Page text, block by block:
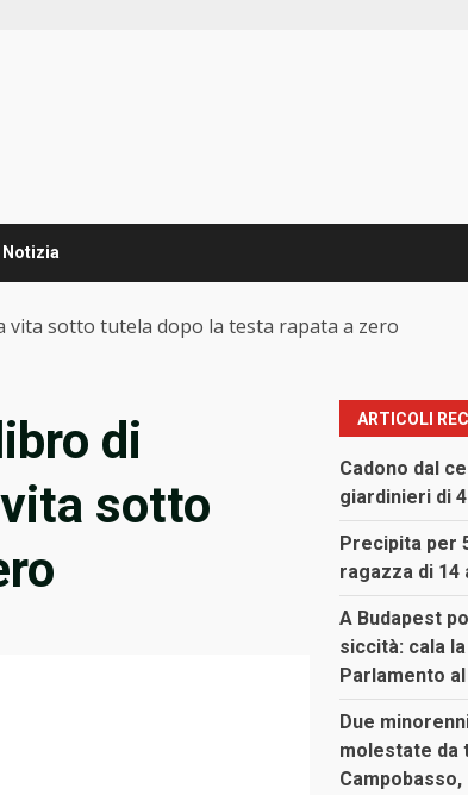
Notizia
sotto tutela dopo la testa rapata a zero
di
sotto
ARTICOLI
Cadono dal
giardinieri di
Precipita per
ragazza di 14
A Budapest
siccità: cala
Parlamento
Due
molestate da